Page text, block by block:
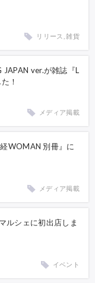
リリース, 雑貨
JAPAN ver.が雑誌『L
！
メディア掲載
WOMAN 別冊』に
メディア掲載
ルシェに初出店しま
イベント